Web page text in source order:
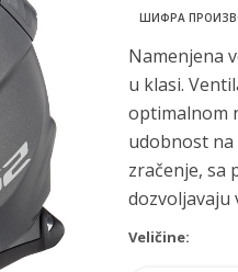
ШИФРА
Namenjena
u klasi.
optimalnom
udobnost na
zračenje, sa
dozvoljavaju
Veličine: